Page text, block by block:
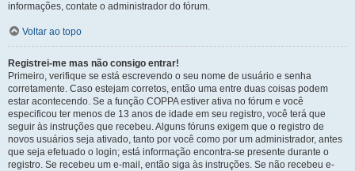
informações, contate o administrador do fórum.
Voltar ao topo
Registrei-me mas não consigo entrar!
Primeiro, verifique se está escrevendo o seu nome de usuário e senha
corretamente. Caso estejam corretos, então uma entre duas coisas podem
estar acontecendo. Se a função COPPA estiver ativa no fórum e você
especificou ter menos de 13 anos de idade em seu registro, você terá que
seguir às instruções que recebeu. Alguns fóruns exigem que o registro de
novos usuários seja ativado, tanto por você como por um administrador, antes
que seja efetuado o login; está informação encontra-se presente durante o
registro. Se recebeu um e-mail, então siga às instruções. Se não recebeu e-